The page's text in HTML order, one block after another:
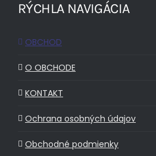
RÝCHLA NAVIGÁCIA
OBCHOD
O OBCHODE
KONTAKT
Ochrana osobných údajov
Obchodné podmienky